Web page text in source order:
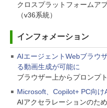
クロスプラットフォームア
（v36系統）
インフォメーション
AIエージェントWebブラウ
る動画生成が可能に
ブラウザー上からプロンプ
Microsoft、Copilot+ PC向け
AIアクセラレーションのた